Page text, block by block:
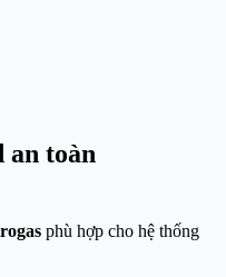
an toàn
phù hợp cho hệ thống